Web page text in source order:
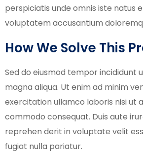
perspiciatis unde omnis iste natus
voluptatem accusantium
How We Solve This
Sed do eiusmod tempor incididunt
magna aliqua. Ut enim ad minim
exercitation ullamco laboris nisi ut
commodo consequat. Duis aute
reprehen derit in voluptate velit
fugiat nulla pariatur.